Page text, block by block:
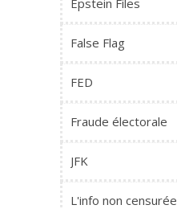
Epstein Files
False Flag
FED
Fraude électorale
JFK
L'info non censurée